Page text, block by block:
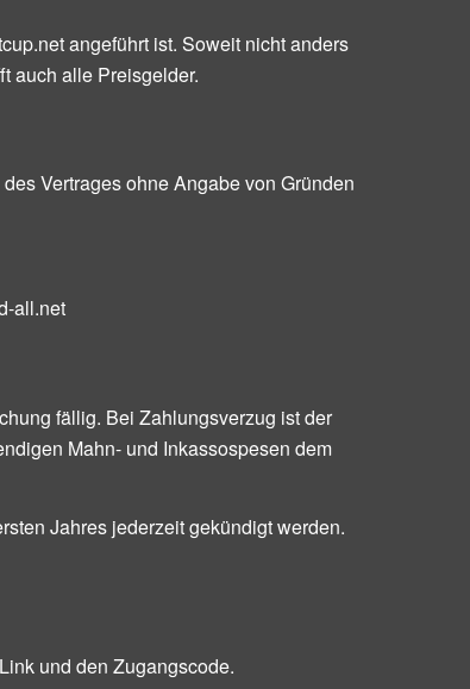
angeführt ist. Soweit nicht anders
auch alle Preisgelder.
Vertrages ohne Angabe von Gründen
all.net
fällig. Bei Zahlungsverzug ist der
Mahn- und Inkassospesen dem
Jahres jederzeit gekündigt werden.
und den Zugangscode.